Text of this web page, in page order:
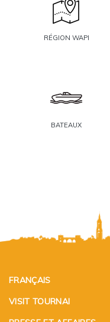
RÉGION WAPI
BATEAUX
FRANÇAIS
VISIT TOURNAI